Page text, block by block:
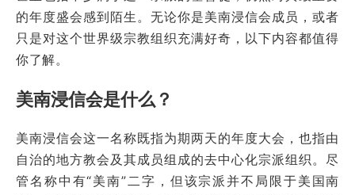
的年度盛会感到陌生。无论你是美南浸信会成员，或者
只是对这个世界级宗教组织充满好奇，以下内容都值得
你了解。
美南浸信会是什么？
美南浸信会这一名称既指为期两天的年度大会，也指由
自治的地方教会及其成员组成的去中心化宗派组织。尽
管名称中有“美南”二字，但该宗派并不局限于美国南